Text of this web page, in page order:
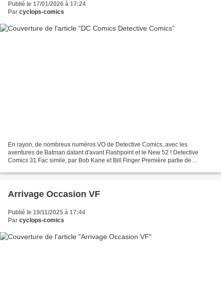
Publié le 17/01/2026 à 17:24
Par cyclops-comics
En rayon, de nombreux numéros VO de Detective Comics, avec les
aventures de Batman datant d'avant Flashpoint et le New 52 ! Detective
Comics 31 Fac simile, par Bob Kane et Bill Finger Première partie de
Arrivage Occasion VF
Publié le 19/11/2025 à 17:44
Par cyclops-comics